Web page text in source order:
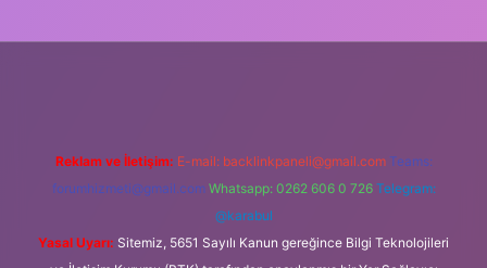
Reklam ve İletişim: E-mail: backlinkpaneli@gmail.com Teams:
forumhizmeti@gmail.com Whatsapp: 0262 606 0 726 Telegram:
@karabul
Yasal Uyarı: Sitemiz, 5651 Sayılı Kanun gereğince Bilgi Teknolojileri